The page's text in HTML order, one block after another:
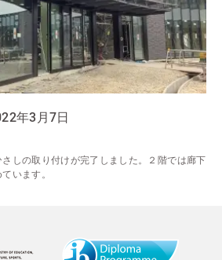
年3月7日
しの取り付けが完了しました。２階では廊下
います。